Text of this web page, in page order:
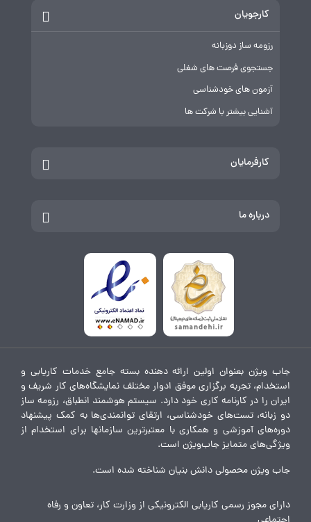
کارجویان
رزومه ساز دوزبانه
جستجوی فرصت های شغلی
آزمون های خودشناسی
آشنایی بیشتر با شرکت ها
کارفرمایان
درباره ما
جاب ویژن بعنوان اولین ارائه دهنده بسته جامع خدمات کاریابی و
استخدام، تجربه برگزاری موفق ادوار مختلف نمایشگاه‌های کار شریف و
ایران را در کارنامه کاری خود دارد. سیستم هوشمند انطباق، رزومه ساز
دو زبانه، تست‌های خودشناسی، ارتقای توانمندی‌ها به کمک پیشنهاد
دوره‌های آموزشی و همکاری با معتبرترین سازمانها برای استخدام از
ویژگی‌های متمایز جاب‌ویژن است.
جاب ویژن محصولی دانش بنیان شناخته شده است.
دارای مجوز رسمی کاریابی الکترونیکی از وزارت کار، تعاون و رفاه